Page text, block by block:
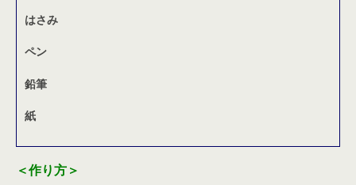
はさみ
ペン
鉛筆
紙
＜作り方＞